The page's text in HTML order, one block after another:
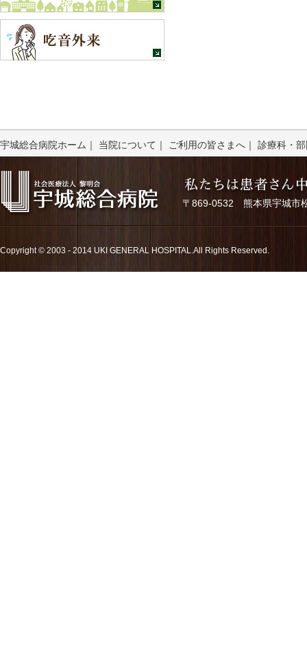
宇城総合病院ホーム ｜ 当院について ｜ ご利用の皆さまへ ｜ 診療科・
〒869-0532 熊本県宇城市
Copyright © 2003 - 2014 UKI GENERAL HOSPITAL.All Rights Reserved.